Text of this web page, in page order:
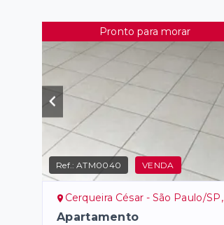
Pronto para morar
Ref.:ATM0040 VENDA
Cerqueira César - São Paulo/SP, Zona Oeste
Apartamento